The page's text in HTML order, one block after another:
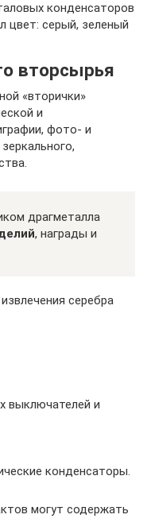
конденсаторов
цвет: серый, зеленый
вторсырья
«вторички»
и
фото- и
драгметалла
, награды и
серебра
выключателей и
конденсаторы.
могут содержать